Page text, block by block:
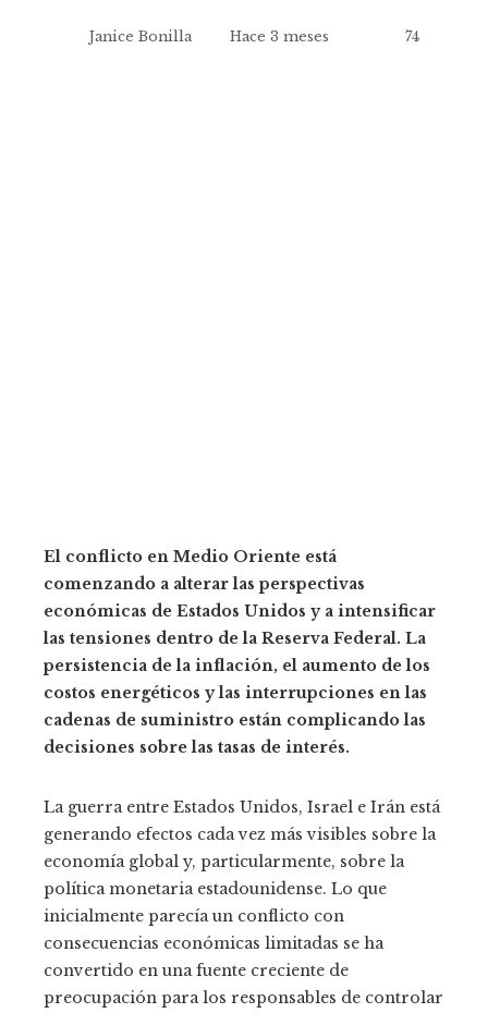
Janice Bonilla Hace 3 meses 74
El conflicto en Medio Oriente está
comenzando a alterar las perspectivas
económicas de Estados Unidos y a intensificar
las tensiones dentro de la Reserva Federal. La
persistencia de la inflación, el aumento de los
costos energéticos y las interrupciones en las
cadenas de suministro están complicando las
decisiones sobre las tasas de interés.
La guerra entre Estados Unidos, Israel e Irán está
generando efectos cada vez más visibles sobre la
economía global y, particularmente, sobre la
política monetaria estadounidense. Lo que
inicialmente parecía un conflicto con
consecuencias económicas limitadas se ha
convertido en una fuente creciente de
preocupación para los responsables de controlar